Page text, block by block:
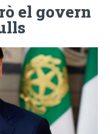
el govern